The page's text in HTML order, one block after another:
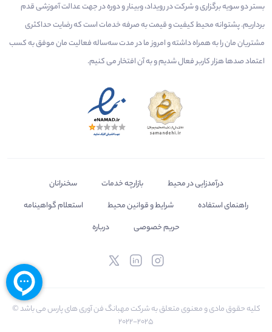
بستر دو سویه برگزاری و شرکت در رویداد، وبینار و دوره در جهت عدالت آموزشی قدم
برداریم. پشتوانه محیط کیفیت و قیمت به صرفه خدمات است که رضایت حداکثری
مشتریان مان را به همراه داشته و امروز ما در مدت سه‌ساله فعالیت مان موفق به کسب
اعتماد صدها هزار کاربر فعال شدیم و به آن افتخار می‌ کنیم.
درآمدزایی در محیط بازارچه خدمات
سخنرانان
راهنمای استفاده
شرایط و قوانین محیط
استعلام گواهینامه
حریم خصوصی
درباره
کلیه حقوق مادی و معنوی متعلق به شرکت مهبانگ فن آوری های پارس می باشد ©
2025-2022